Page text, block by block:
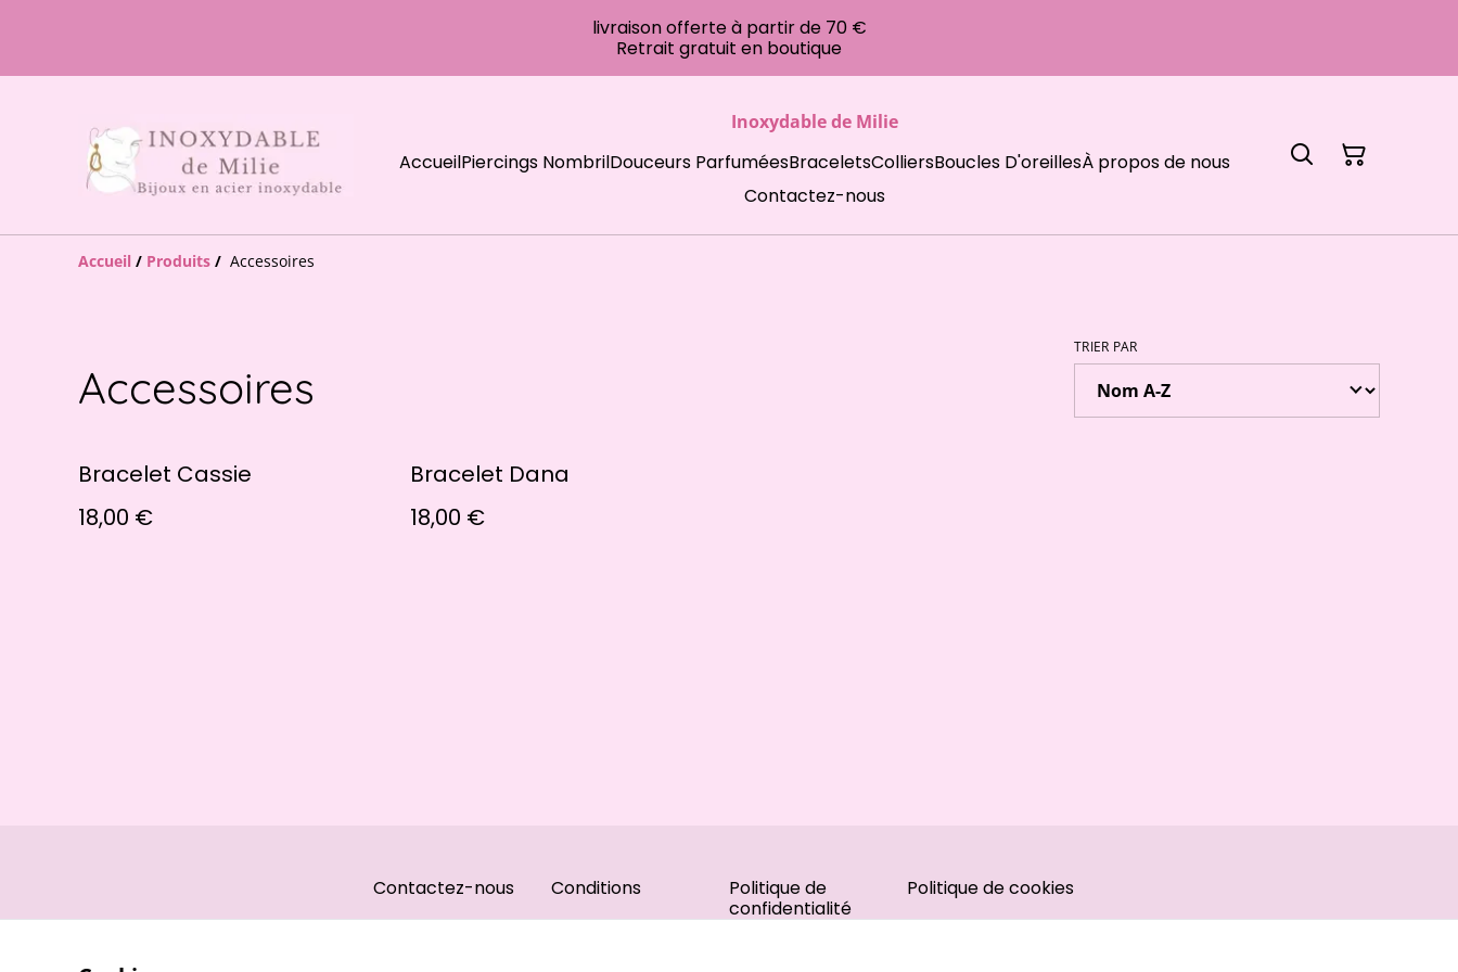
livraison offerte à partir de 70 €
Retrait gratuit en boutique
Inoxydable de Milie
AccueilPiercings NombrilDouceurs ParfuméesBraceletsColliersBoucles D'oreillesÀ propos de nous
Contactez-nous
Accueil / Produits / Accessoires
Accessoires
TRIER PAR
Bracelet Cassie
18,00 €
Bracelet Dana
18,00 €
Contactez-nous Conditions
Politique de
confidentialité
Politique de cookies